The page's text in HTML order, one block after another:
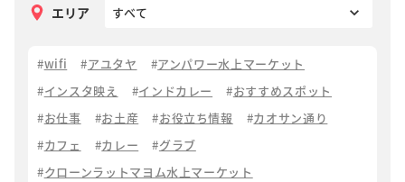
エリア
wifi アユタヤ
アンパワー水上マーケット
インスタ映え
インドカレー
おすすめスポット
お仕事
お土産 お役立ち情報
カオサン通り
カフェ
カレー
グラブ
クローンラットマヨム水上マーケット